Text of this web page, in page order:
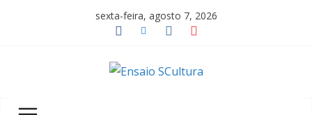
sexta-feira, agosto 7, 2026